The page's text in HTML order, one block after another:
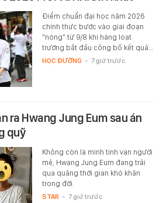
Điểm chuẩn đại học năm 2026
chính thức bước vào giai đoạn
"nóng" từ 9/8 khi hàng loạt
trường bắt đầu công bố kết quả…
HỌC ĐƯỜNG - 7 giờ trước
ra Hwang Jung Eum sau án
quỹ
Không còn là minh tinh vạn người
mê, Hwang Jung Eum đang trải
qua quãng thời gian khó khăn
trong đời.
STAR - 7 giờ trước